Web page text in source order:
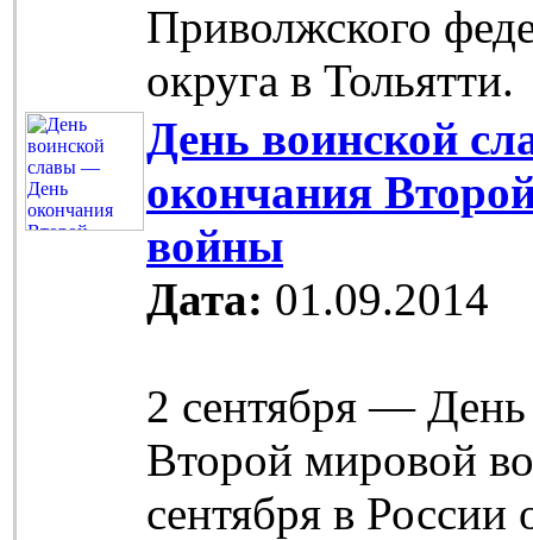
Приволжского
округа в Тольятти.
День воинской
окончания
войны
Дата: 01.09.2014
2 сентября —
Второй мировой
сентября в России